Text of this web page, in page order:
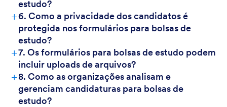
estudo?
+6. Como a privacidade dos candidatos é
protegida nos formulários para bolsas de
estudo?
+7. Os formulários para bolsas de estudo podem
incluir uploads de arquivos?
+8. Como as organizações analisam e
gerenciam candidaturas para bolsas de
estudo?